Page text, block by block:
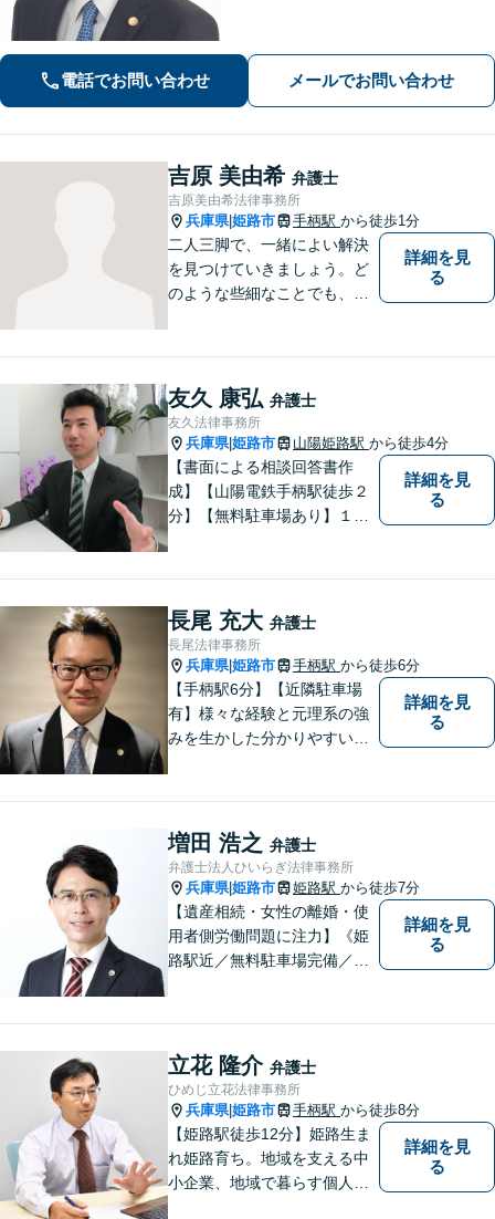
電話でお問い合わせ メールでお問い合わせ
吉原 美由希 弁護士
吉原美由希法律事務所
兵庫県|姫路市 手柄駅 から徒歩1分
二人三脚で、一緒によい解決
を見つけていきましょう。ど
のような些細なことでも、ま
詳細を見
る
友久 康弘 弁護士
友久法律事務所
兵庫県|姫路市 山陽姫路駅 から徒歩4分
【書面による相談回答書作
成】【山陽電鉄手柄駅徒歩２
分】【無料駐車場あり】１歩
詳細を見
る
長尾 充大 弁護士
長尾法律事務所
兵庫県|姫路市 手柄駅 から徒歩6分
【手柄駅6分】【近隣駐車場
有】様々な経験と元理系の強
みを生かした分かりやすい・
すい例を挙げて説明を行いま
す。ぜひご相談ください。
詳細を見
る
増田 浩之 弁護士
弁護士法人ひいらぎ法律事務所
兵庫県|姫路市 姫路駅 から徒歩7分
【遺産相続・女性の離婚・使
用者側労働問題に注力】《姫
路駅近／無料駐車場完備／最
詳細を見
る
立花 隆介 弁護士
ひめじ立花法律事務所
兵庫県|姫路市 手柄駅 から徒歩8分
【姫路駅徒歩12分】姫路生ま
れ姫路育ち。地域を支える中
小企業、地域で暮らす個人に
詳細を見
る